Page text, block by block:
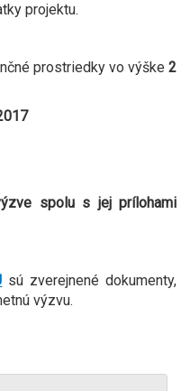
projektu.
prostriedky vo výške 2
spolu s jej prílohami
sú zverejnené dokumenty,
výzvu.